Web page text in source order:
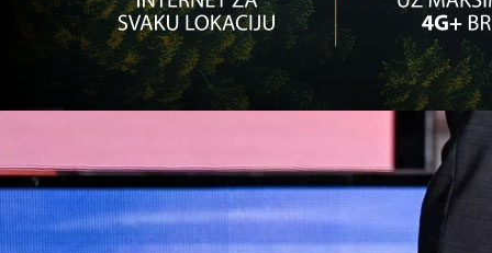
1 sedmica 5 dan
A Selekcija
Ovo niko nije očekivao: Nikola
Vasilj iznenadio izborom novog
3 sedmica 5 dan
A Selekcija